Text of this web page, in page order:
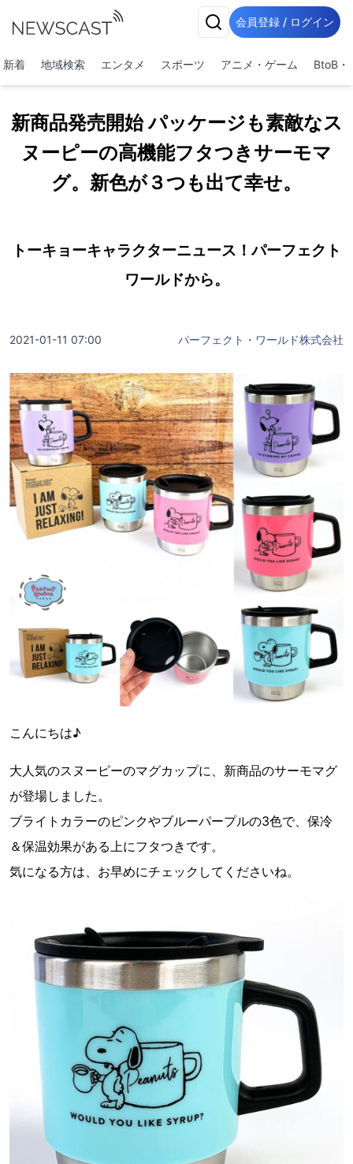
会員登録 / ログイン
新着 地域検索 エンタメ スポーツ アニメ・ゲーム BtoB・
新商品発売開始 パッケージも素敵なス
ヌーピーの高機能フタつきサーモマ
グ。新色が３つも出て幸せ。
トーキョーキャラクターニュース！パーフェクト
ワールドから。
2021-01-11 07:00 パーフェクト・ワールド株式会社
こんにちは♪
大人気のスヌーピーのマグカップに、新商品のサーモマグ
が登場しました。
ブライトカラーのピンクやブルーパープルの3色で、保冷
＆保温効果がある上にフタつきです。
気になる方は、お早めにチェックしてくださいね。